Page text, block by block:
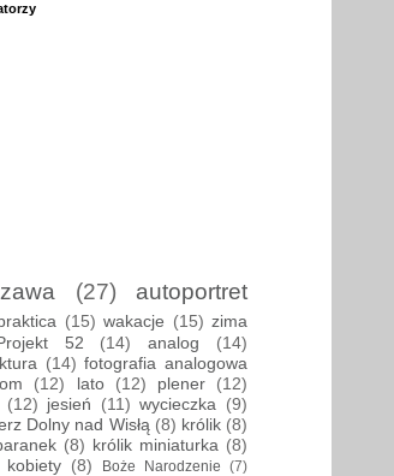
(27)
autoportret
(15) wakacje (15) zima
52 (14) analog
(14)
(14) fotografia analogowa
(12) lato (12) plener
(12)
(12) jesień (11) wycieczka
(9)
Dolny nad Wisłą (8) królik (8)
(8) królik miniaturka (8)
kobiety (8) Boże Narodzenie (7)